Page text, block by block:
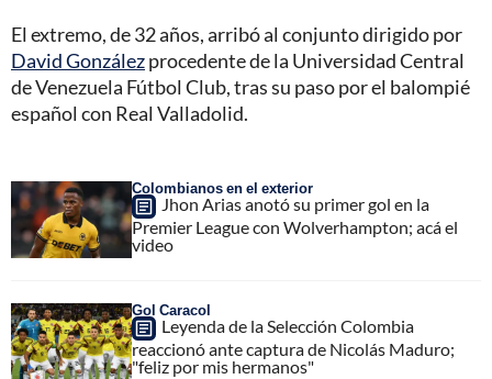
El extremo, de 32 años, arribó al conjunto dirigido por
David Gonzálezprocedente de la Universidad Central
de Venezuela Fútbol Club, tras su paso por el balompié
español con Real Valladolid.
Colombianos en el exterior
Jhon Arias anotó su primer gol en la
Premier League con Wolverhampton; acá el
video
Gol Caracol
Leyenda de la Selección Colombia
reaccionó ante captura de Nicolás Maduro;
"feliz por mis hermanos"